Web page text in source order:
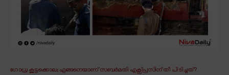
ഗോധ്ര കൂട്ടക്കൊല; എങ്ങനെയാണ് സബർമതി എക്സ്പ്രസിന് തീ പിടിച്ചത്?